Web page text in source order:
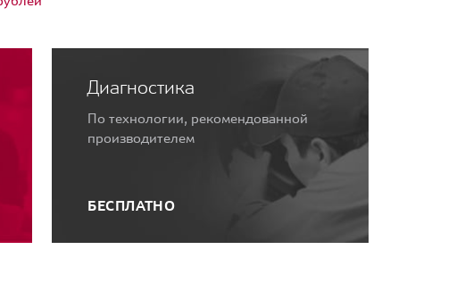
Диагностика
По технологии, рекомендованной
производителем
БЕСПЛАТНО